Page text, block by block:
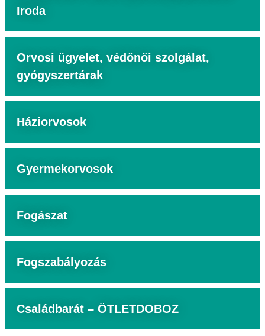
Iroda
Orvosi ügyelet, védőnői szolgálat,
gyógyszertárak
Háziorvosok
Gyermekorvosok
Fogászat
Fogszabályozás
Családbarát – ÖTLETDOBOZ